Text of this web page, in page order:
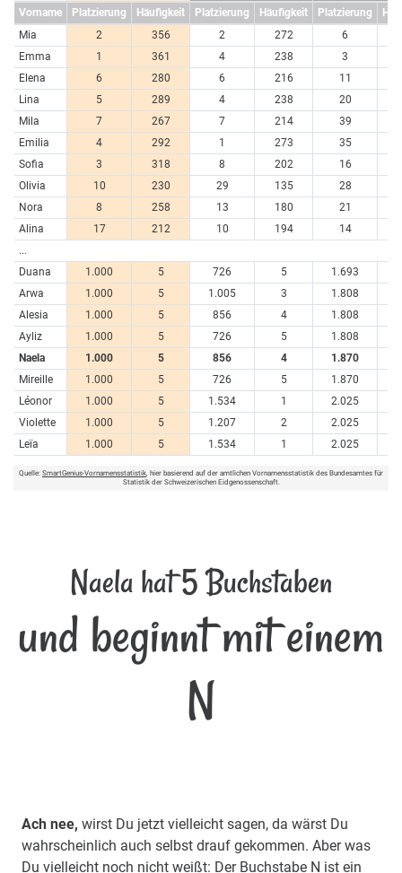
Vorname
Platzierung Häufigkeit Platzierung Häufigkeit Platzierung
Mia
2 356 2 272 6
Emma
1 361 4 238 3
Elena
6 280 6 216 11
Lina
5 289 4 238 20
Mila
7 267 7 214 39
Emilia
4 292 1 273 35
Sofia
3 318 8 202 16
Olivia
10 230 29 135 28
Nora
8 258 13 180 21
Alina
17 212 10 194 14
...
Duana
1.000 5 726 5 1.693
Arwa
1.000 5 1.005 3 1.808
Alesia
1.000 5 856 4 1.808
Ayliz
1.000 5 726 5 1.808
Naela
1.000 5 856 4
1.870
Mireille
1.000 5 726 5
1.870
Léonor
1.000 5 1.534 1
2.025
Violette
1.000 5 1.207 2
2.025
Leïa
1.000 5 1.534 1 2.025
Quelle: SmartGenius-Vornamensstatistik, hier basierend auf der amtlichen Vornamensstatistik des Bundesamtes für
Statistik der Schweizerischen Eidgenossenschaft.
Naela hat 5 Buchstaben
und beginnt mit einem
N
Ach nee, wirst Du jetzt vielleicht sagen, da wärst Du
wahrscheinlich auch selbst drauf gekommen. Aber was
Du vielleicht noch nicht weißt: Der Buchstabe N ist ein